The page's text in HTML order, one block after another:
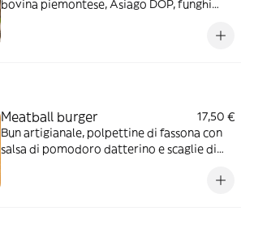
bovina piemontese, Asiago DOP, funghi
Meatball burger
17,50 €
Bun artigianale, polpettine di fassona con
salsa di pomodoro datterino e scaglie di